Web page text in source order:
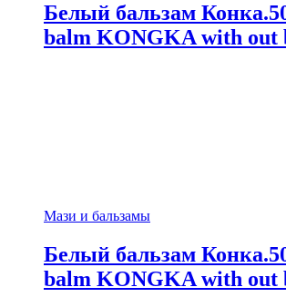
Белый бальзам
balm KONGKA with out
Мази и бальзамы
Белый бальзам
balm KONGKA with out